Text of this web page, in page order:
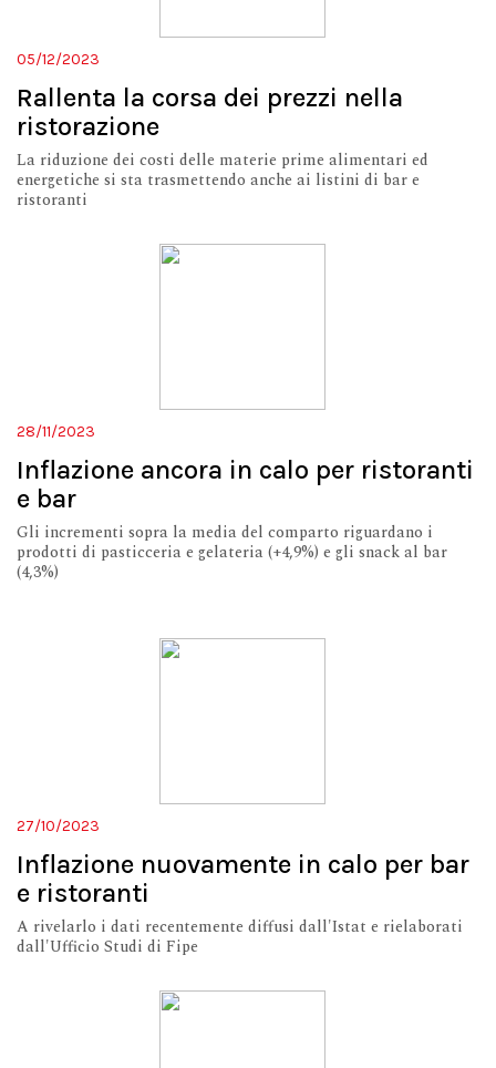
05/12/2023
Rallenta la corsa dei prezzi nella
ristorazione
La riduzione dei costi delle materie prime alimentari ed
energetiche si sta trasmettendo anche ai listini di bar e
ristoranti
28/11/2023
Inflazione ancora in calo per ristoranti
e bar
Gli incrementi sopra la media del comparto riguardano i
prodotti di pasticceria e gelateria (+4,9%) e gli snack al bar
(4,3%)
27/10/2023
Inflazione nuovamente in calo per bar
e ristoranti
A rivelarlo i dati recentemente diffusi dall'Istat e rielaborati
dall'Ufficio Studi di Fipe